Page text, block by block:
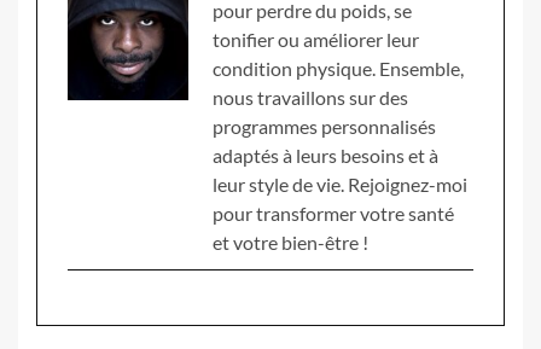
pour perdre du poids, se
tonifier ou améliorer leur
condition physique. Ensemble,
nous travaillons sur des
programmes personnalisés
adaptés à leurs besoins et à
leur style de vie. Rejoignez-moi
pour transformer votre santé
et votre bien-être !